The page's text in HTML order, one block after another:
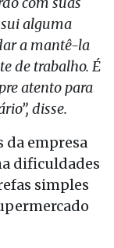
alguma
a mantê-la
de trabalho. É
atento para
disse.
da empresa
dificuldades
simples